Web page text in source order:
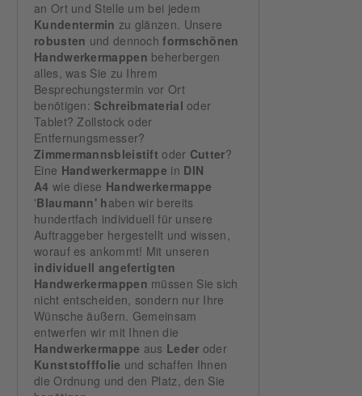
an Ort und Stelle um bei jedem
Kundentermin zu glänzen. Unsere
robusten und dennochformschönen
Handwerkermappen beherbergen
alles, was Sie zu Ihrem
Besprechungstermin vor Ort
benötigen: Schreibmaterial oder
Tablet? Zollstock oder
Entfernungsmesser?
Zimmermannsbleistift oder Cutter?
Eine Handwerkermappe in DIN
A4 wie diese Handwerkermappe
'Blaumann' haben wir bereits
hundertfach individuell für unsere
Auftraggeber hergestellt und wissen,
worauf es ankommt! Mit unseren
individuell angefertigten
Handwerkermappen müssen Sie sich
nicht entscheiden, sondern nur Ihre
Wünsche äußern. Gemeinsam
entwerfen wir mit Ihnen die
Handwerkermappe aus Leder oder
Kunststofffolie und schaffen Ihnen
die Ordnung und den Platz, den Sie